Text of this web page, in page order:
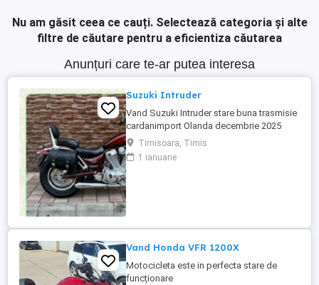
Nu am găsit ceea ce cauți. Selectează categoria și alte
filtre de căutare pentru a eficientiza căutarea
Anunțuri care te-ar putea interesa
Suzuki Intruder
Vand Suzuki Intruder stare buna trasmisie
cardanimport Olanda decembrie 2025
inmatriculat RO IN FEBRUARIE Nu raspund
la mesaje.Schimb cu ATV plus sau minus
diferenta
Timisoara, Timis
1 ianuarie
Vand Honda VFR 1200X
Motocicleta este in perfecta stare de
funcționare